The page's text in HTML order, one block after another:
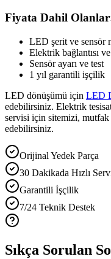
Fiyata Dahil
LED şerit ve sensör
Elektrik bağlantısı
Sensör ayarı ve test
1 yıl garantili işçilik
LED dönüşümü için LED
edebilirsiniz. Elektrik
servisi için sitemizi,
edebilirsiniz.
Orijinal Yedek Parça
30 Dakikada Hızlı
Garantili İşçilik
7/24 Teknik Destek
Sıkça Sorulan